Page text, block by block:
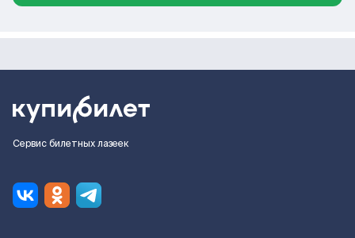
Сервис билетных лазеек